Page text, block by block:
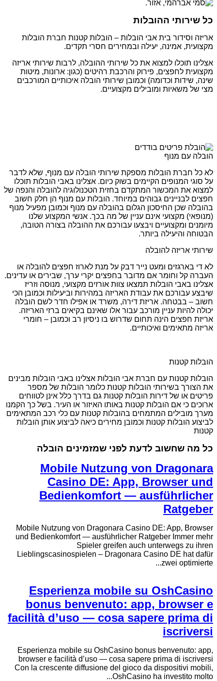
כל שירותי ההובלות
אריזה וסידור בית אבי הובלות – הובלות קטנות חברת הובלות
מקצועית, אמינה, יעילה ובמחירים חסרי תקדים.
אצלינו תוכלו למצוא את כל שירותי ההובלה, לרבות שירותי אריזה
מקצועית לחפצים, פירוק והרכבת רהיטים (כגון: ארונות, מיטות
שינה, שידות וכדומה) וכמובן שירותי הובלה איכותיים המורכבים
מצי של משאיות ומובילים מקצועיים.
הובלה עם מנוף
לא כל חברת הובלות מספקת שירותי הובלה עם מנוף, שלא לדבר
על סוגי המנופים הקיימים בשוק כיום. אצלינו באבי הובלות תוכלו
למצוא את המכשור המתקדם בחזית הטכנולוגיה להובלה והנפה של
חפצים לבניינים גבוהים במיוחד. הובלות עם מנוף הן חלק חשוב
בהובלה שכן החיסכון הגלום בהובלה עם מנוף וכמובן מפעיל מנוף
(מנופאי) מקצועי אינם עניין של מה בכך. אנשי המקצוע שלנו
מיומנים ומקצועיים ויבצעו עבורכם את ההובלה בצורה הטובה,
הבטוחה והיעילה ביותר.
שירותי אריזה להובלה
לא די בארגזים ומעט נייר דבק על מנת לארוז חפצים להובלה או
העברה קל וחומר אם מדובר בחפצים יקרי ערך, שבירים או עדינים.
אצלינו באבי הובלות תמצאו צוות אורזים מקצועי, מנוסה וזריז
שיבצע עבורכם את עבודת האריזה במהירות וביעילות וכמובן הכי
חשוב – בבטחה. אריזת דירה, משרד או אפילו חדר לשם הובלה
יכולה להיות עניין מורכב עבור אלו שאינם בקיאים ברזי האריזה.
אריזת חפצים הינה תחום שדרוש בו ניסיון רב וכמובן – חומרי
אריזה מתאימים ואיכותיים.
הובלות קטנות
הובלות קטנות עם חברת אבי הובלות אצלינו באבי הובלות מבינים
את הצורך בשירותי הובלות קטנות כלומר הובלות של מספר
פריטים או של דירות הובלות קטנות גם בדרך כלל אינן לטווחים
ארוכים כי אם הובלות קטנות באותו האיזור או העיר. בשל כך הקמנו
מערך מובילים המתמחים בהובלות קטנות עם כלי רכב המתאימים
לביצוע הובלות קטנות וכמובן מחירים כיאה לביצוע אותן הובלות
קטנות
כל מה שחשוב לדעת לפני שמזמינים הובלה
Mobile Nutzung von Dragonara
Casino DE: App, Browser und
Bedienkomfort — ausführlicher
Ratgeber
Mobile Nutzung von Dragonara Casino DE: App, Browser
und Bedienkomfort — ausführlicher Ratgeber Immer mehr
Spieler greifen auch unterwegs zu ihren
Lieblingscasinospielen – Dragonara Casino DE hat dafür
zwei optimierte...
Esperienza mobile su OshCasino
bonus benvenuto: app, browser e
facilità d’uso — cosa sapere prima di
iscriversi
Esperienza mobile su OshCasino bonus benvenuto: app,
browser e facilità d’uso — cosa sapere prima di iscriversi
Con la crescente diffusione del gioco da dispositivi mobili,
OshCasino ha investito molto...